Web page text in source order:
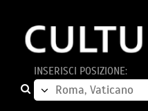
INSERISCI POSIZIONE: